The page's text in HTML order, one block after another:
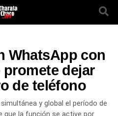
WhatsApp con
dejar
de teléfono
y global el período de
que la función se active por